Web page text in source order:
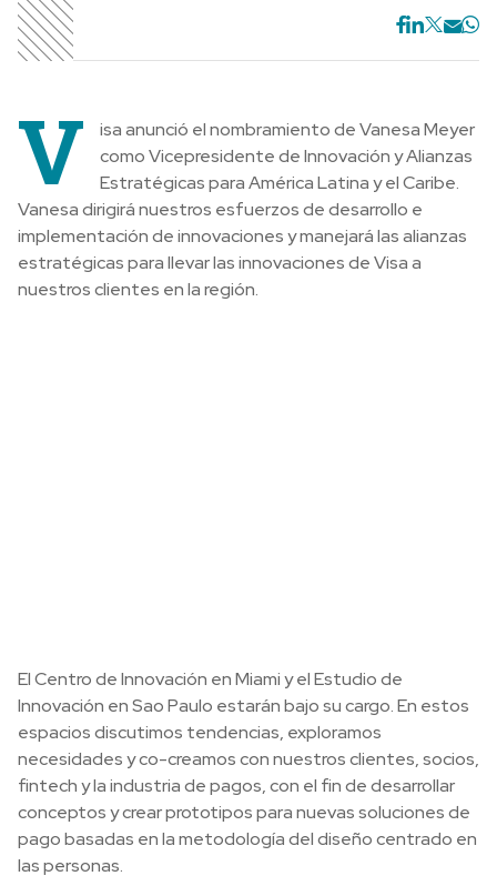
V
isa anunció el nombramiento de Vanesa Meyer
como Vicepresidente de Innovación y Alianzas
Estratégicas para América Latina y el Caribe.
Vanesa dirigirá nuestros esfuerzos de desarrollo e
implementación de innovaciones y manejará las alianzas
estratégicas para llevar las innovaciones de Visa a
nuestros clientes en la región.
El Centro de Innovación en Miami y el Estudio de
Innovación en Sao Paulo estarán bajo su cargo. En estos
espacios discutimos tendencias, exploramos
necesidades y co-creamos con nuestros clientes, socios,
fintech y la industria de pagos, con el fin de desarrollar
conceptos y crear prototipos para nuevas soluciones de
pago basadas en la metodología del diseño centrado en
las personas.